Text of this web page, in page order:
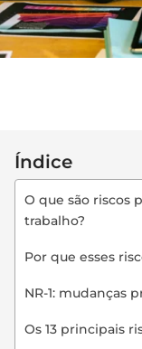
Índice
O que são riscos
trabalho?
Por que esses
NR-1: mudanças
Os 13 principais